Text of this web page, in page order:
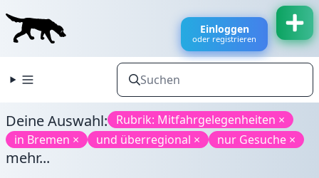
Einloggen
oder registrieren
Deine Auswahl:
Rubrik: Mitfahrgelegenheiten ×
in Bremen ×
und überregional × nur Gesuche ×
mehr...